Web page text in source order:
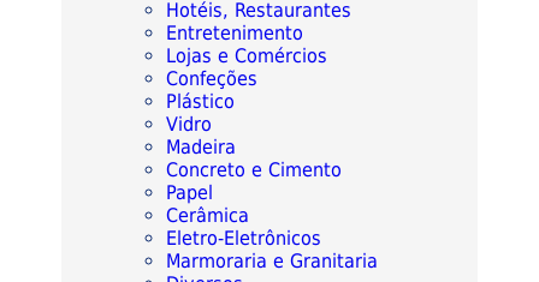
Hotéis, Restaurantes
Entretenimento
Lojas e Comércios
Confeções
Plástico
Vidro
Madeira
Concreto e Cimento
Papel
Cerâmica
Eletro-Eletrônicos
Marmoraria e Granitaria